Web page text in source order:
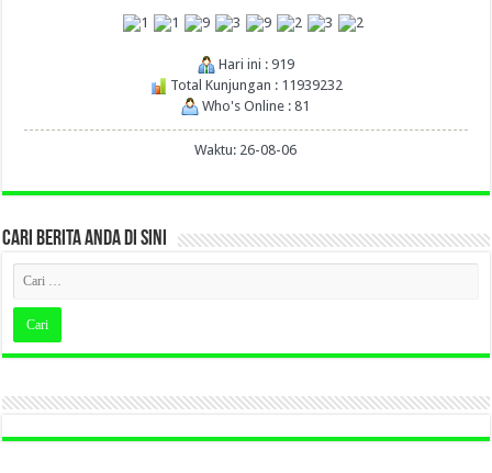
Hari ini : 919
Total Kunjungan : 11939232
Who's Online : 81
Waktu: 26-08-06
CARI BERITA ANDA DI SINI